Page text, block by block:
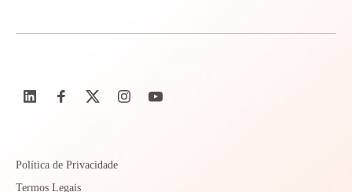
Política de Privacidade
Termos Legais